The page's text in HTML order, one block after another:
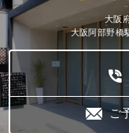
大阪
大阪阿部野橋
ご